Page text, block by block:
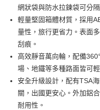
【大哥付你分期使用說明】
1.本服務由台灣大哥大提供，台
2.付款方式選擇「大哥付你分期
流程，驗證手機門號後，選擇欲
成交易。
3.實際核准額度、可分期數及費
4.訂單成立30分鐘內，如未前往
消。如遇「轉專審核」未通過狀
【繳款方式說明】
1.分期款項不併入電信帳單，「
醒簡訊。
ATM付款
運送方式
宅配【父親節大回饋】限時
每筆NT$150，滿NT$299(含
網狀袋與防水拉鍊袋可分
輕量堅固箱體材質，採用
量性，旅行更省力。表面
刮痕。
高效靜音萬向輪，配備
場、地鐵等多種路面皆可輕
安全升級設計，配有TSA
關，出國更安心。外加鋁
耐用性。